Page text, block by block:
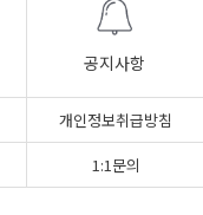
공지사항
개인정보취급방침
1:1문의